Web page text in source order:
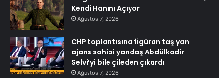
Kendi Hanını Açıyor
Ağustos 7, 2026
CHP toplantısına figüran taşıyan
ajans sahibi yandaş Abdülkadir
Selvi’yi bile çileden çıkardı
Ağustos 7, 2026